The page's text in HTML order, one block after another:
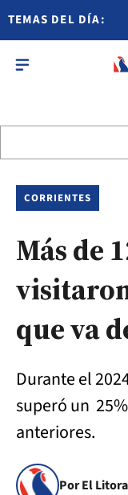
TEMAS DEL DÍA:
CORRIENTES
Más de
que va
Durante el
superó un
anteriores.
Por El